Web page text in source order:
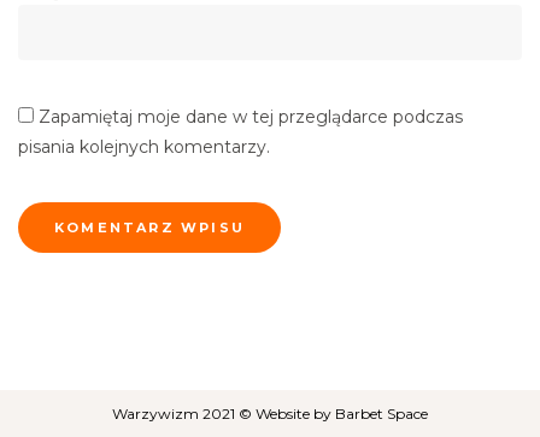
Zapamiętaj moje dane w tej przeglądarce podczas
pisania kolejnych komentarzy.
Warzywizm 2021 © Website by Barbet Space